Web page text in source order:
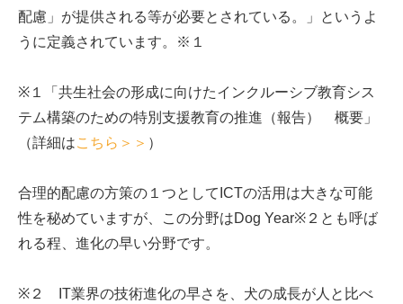
配慮」が提供される等が必要とされている。」というよ
うに定義されています。※１
※１「共生社会の形成に向けたインクルーシブ教育シス
テム構築のための特別支援教育の推進（報告） 概要」
（詳細はこちら＞＞ ）
合理的配慮の方策の１つとしてICTの活用は大きな可能
性を秘めていますが、この分野はDog Year※２とも呼ば
れる程、進化の早い分野です。
※２ IT業界の技術進化の早さを、犬の成長が人と比べ